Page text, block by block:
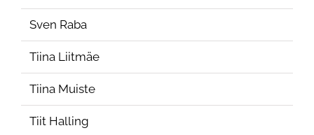
Sven Raba
Tiina Liitmäe
Tiina Muiste
Tiit Halling